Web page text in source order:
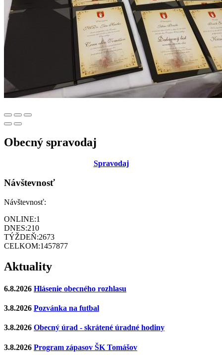
Obecný spravodaj
Spravodaj
Návštevnosť
Návštevnosť:
ONLINE:1
DNES:210
TÝŽDEŇ:2673
CELKOM:1457877
Aktuality
6.8.2026 Hlásenie obecného rozhlasu
3.8.2026 Pozvánka na futbal
3.8.2026 Obecný úrad - skrátené úradné hodiny
3.8.2026 Program zápasov ŠK Tomášov